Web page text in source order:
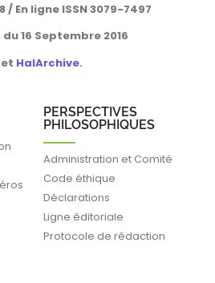
/ En ligne ISSN 3079-7497
du 16 Septembre 2016
et HalArchive.
PERSPECTIVES
PHILOSOPHIQUES
Administration et Comité
Code éthique
Déclarations
Ligne éditoriale
Protocole de rédaction